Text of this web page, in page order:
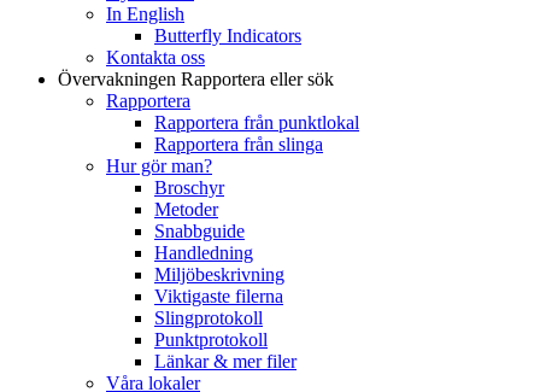
In English
Butterfly Indicators
Kontakta oss
Övervakningen Rapportera eller sök
Rapportera
Rapportera från punktlokal
Rapportera från slinga
Hur gör man?
Broschyr
Metoder
Snabbguide
Handledning
Miljöbeskrivning
Viktigaste filerna
Slingprotokoll
Punktprotokoll
Länkar & mer filer
Våra lokaler